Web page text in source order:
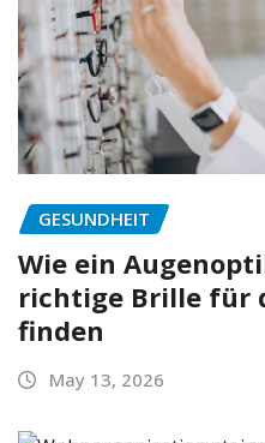
GESUNDHEIT
Wie ein
richtige Brille für
finden
May 13, 2026